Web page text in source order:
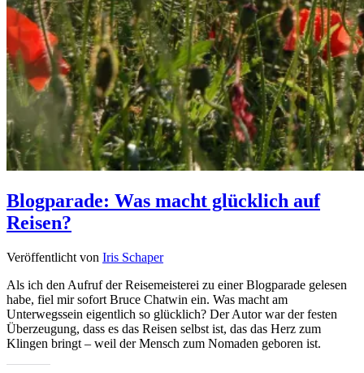
Blogparade: Was macht glücklich auf
Reisen?
Veröffentlicht von Iris Schaper
Als ich den Aufruf der Reisemeisterei zu einer Blogparade gelesen
habe, fiel mir sofort Bruce Chatwin ein. Was macht am
Unterwegssein eigentlich so glücklich? Der Autor war der festen
Überzeugung, dass es das Reisen selbst ist, das das Herz zum
Klingen bringt – weil der Mensch zum Nomaden geboren ist.